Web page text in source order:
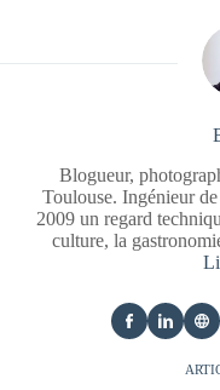
Blogueur,
Toulouse. Ingénieur
2009 un regard
culture, la